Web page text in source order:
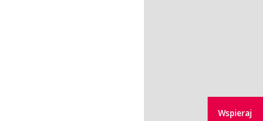
Wspieraj